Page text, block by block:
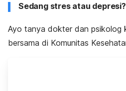
Sedang stres atau depresi?
Ayo tanya dokter dan psikolog
bersama di Komunitas